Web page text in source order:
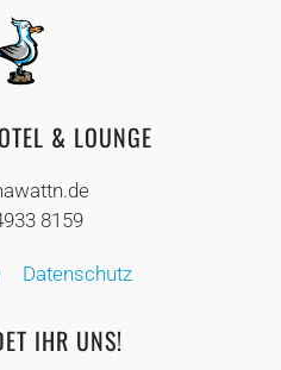
IHR UNS!
& LOUNGE
8159
Datenschutz